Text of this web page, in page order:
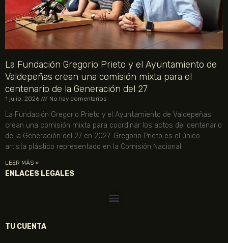
La Fundación Gregorio Prieto y el Ayuntamiento de
Valdepeñas crean una comisión mixta para el
centenario de la Generación del 27
1 julio, 2026 No hay comentarios
La Fundación Gregorio Prieto y el Ayuntamiento de Valdepeñas
crean una comisión mixta para coordinar los actos del centenario
de la Generación del 27 en 2027. Gregorio Prieto es el único
artista plástico representado en la Comisión Nacional.
LEER MÁS »
ENLACES LEGALES
TU CUENTA